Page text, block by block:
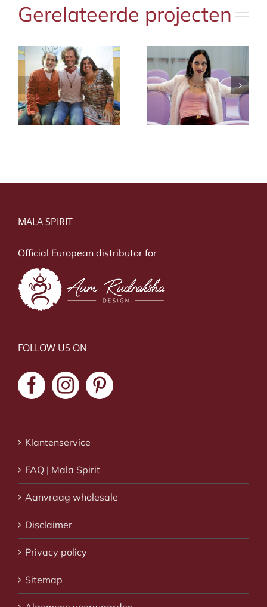
Gerelateerde projecten
Chiara Karse
Carsenzola
Dustin Thomas
MALA SPIRIT
Official European distributor for
FOLLOW US ON
Klantenservice
FAQ | Mala Spirit
Aanvraag wholesale
Disclaimer
Privacy policy
Sitemap